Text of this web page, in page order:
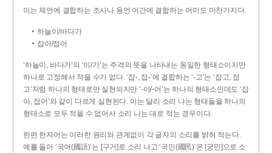
이는 체언에 결합하는 조사나 용언 어간에 결합하는 어미도 마찬가지다.
하늘이/바다가
잡아/접어
‘하늘이, 바다가’의 ‘이/가’는 주격의 뜻을 나타내는 동일한 형태소이지만
하나로 고정해서 적을 수가 없다. ‘잡-, 접-’에 결합하는 ‘-고’는 ‘잡고, 접
고’처럼 하나의 형태로만 실현되지만 ‘-아/-어’는 하나의 형태소인데도 ‘잡
아, 접어’와 같이 다르게 실현된다. 이는 달리 소리 나는 형태들을 하나의
형태소로 모두 적을 수 없어서 소리 나는 대로 적는 경우이다.
한편 한자어는 이러한 원리와 관계없이 각 글자의 소리를 밝혀 적는다.
예를 들어 ‘국어(國語)’는 [구거]로 소리 나고 ‘국민(國民)’은 [궁민]으로 소